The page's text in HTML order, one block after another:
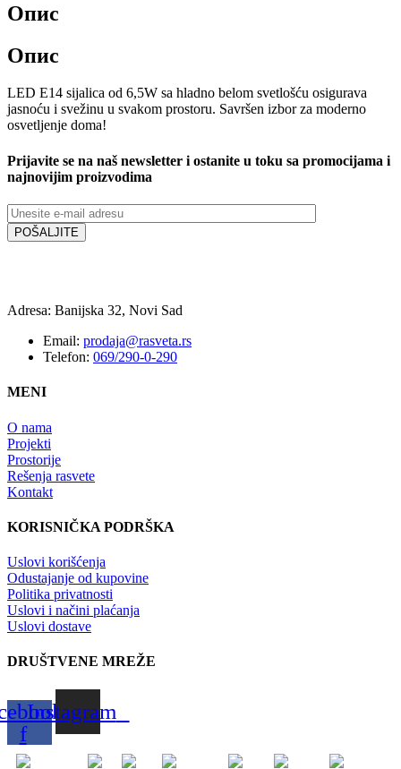
Опис
Опис
LED E14 sijalica od 6,5W sa hladno belom svetlošću osigurava
jasnoću i svežinu u svakom prostoru. Savršen izbor za moderno
osvetljenje doma!
Prijavite se na naš newsletter i ostanite u toku sa promocijama i
najnovijim proizvodima
Adresa: Banijska 32, Novi Sad
Email: prodaja@rasveta.rs
Telefon: 069/290-0-290
MENI
O nama
Projekti
Prostorije
Rešenja rasvete
Kontakt
KORISNIČKA PODRŠKA
Uslovi korišćenja
Odustajanje od kupovine
Politika privatnosti
Uslovi i načini plaćanja
Uslovi dostave
DRUŠTVENE MREŽE
f
Instagram